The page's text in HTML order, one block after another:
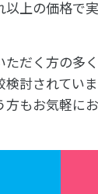
以上の価格で
ただく方の多
討されてい
方もお気軽に
す。